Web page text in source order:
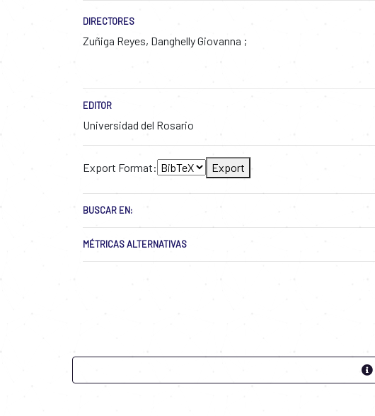
DIRECTORES
Zuñiga Reyes, Danghelly Giovanna
EDITOR
Universidad del Rosario
Export Format: Export
BUSCAR EN:
MÉTRICAS ALTERNATIVAS